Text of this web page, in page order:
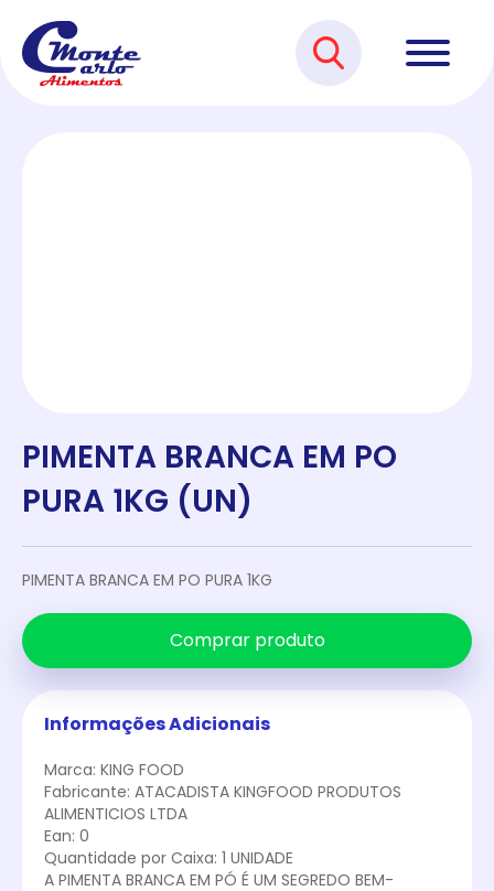
PIMENTA BRANCA EM PO
PURA 1KG (UN)
PIMENTA BRANCA EM PO PURA 1KG
Comprar produto
Informações Adicionais
Marca: KING FOOD
Fabricante: ATACADISTA KINGFOOD PRODUTOS
ALIMENTICIOS LTDA
Ean: 0
Quantidade por Caixa: 1 UNIDADE
A PIMENTA BRANCA EM PÓ É UM SEGREDO BEM-